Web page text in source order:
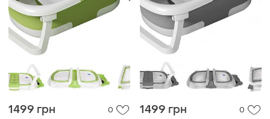
1499 грн 0 1499 грн 0